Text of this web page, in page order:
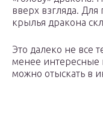
вверх взгляда.
крылья дракона
Это далеко не все
менее интересные
можно отыскать в